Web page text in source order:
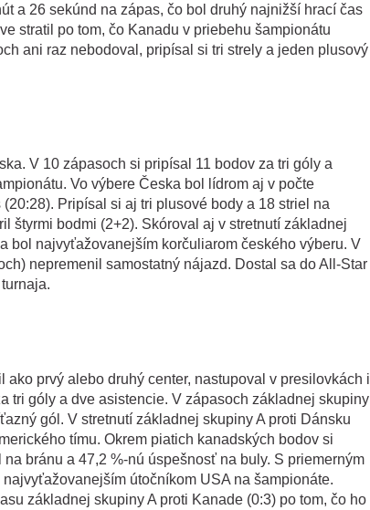
a 26 sekúnd na zápas, čo bol druhý najnižší hrací čas
stratil po tom, čo Kanadu v priebehu šampionátu
ani raz nebodoval, pripísal si tri strely a jeden plusový
V 10 zápasoch si pripísal 11 bodov za tri góly a
Vo výbere Česka bol lídrom aj v počte
Pripísal si aj tri plusové body a 18 striel na
štyrmi bodmi (2+2). Skóroval aj v stretnutí základnej
bol najvyťažovanejším korčuliarom českého výberu. V
nepremenil samostatný nájazd. Dostal sa do All-Star
prvý alebo druhý center, nastupoval v presilovkách i
tri góly a dve asistencie. V zápasoch základnej skupiny
gól. V stretnutí základnej skupiny A proti Dánsku
tímu. Okrem piatich kanadských bodov si
bránu a 47,2 %-nú úspešnosť na buly. S priemerným
útočníkom USA na šampionáte.
základnej skupiny A proti Kanade (0:3) po tom, čo ho